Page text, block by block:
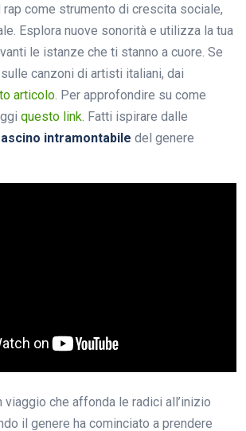
come strumento di crescita sociale,
Esplora nuove sonorità e utilizza la tua
le istanze che ti stanno a cuore. Se
canzoni di artisti italiani, dai
articolo. Per approfondire su come
questo link. Fatti ispirare dalle
intramontabile del genere
viaggio che affonda le radici all’inizio
il genere ha cominciato a prendere